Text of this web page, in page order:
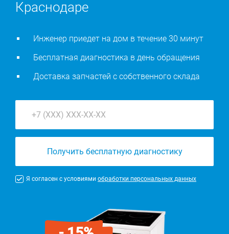
Краснодаре
Инженер приедет на дом в течение 30 минут
Бесплатная диагностика в день обращения
Доставка запчастей с собственного склада
Получить бесплатную диагностику
Я согласен с условиями обработки персональных данных